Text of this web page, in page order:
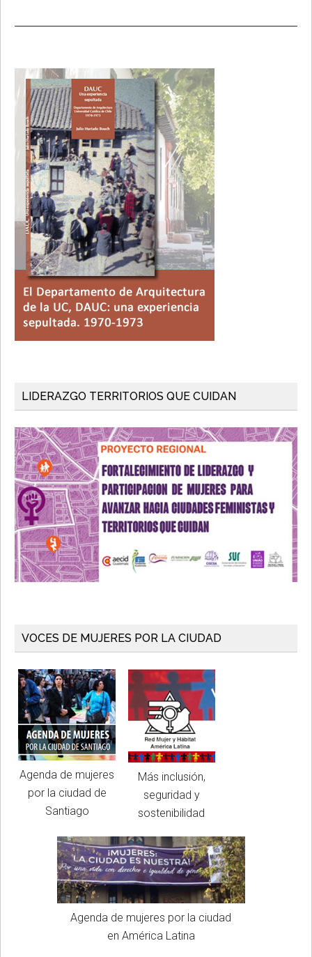
Primary
Sidebar
LIDERAZGO TERRITORIOS QUE CUIDAN
VOCES DE MUJERES POR LA CIUDAD
Agenda de mujeres
por la ciudad de
Santiago
Más inclusión,
seguridad y
sostenibilidad
Agenda de mujeres por la ciudad
en América Latina